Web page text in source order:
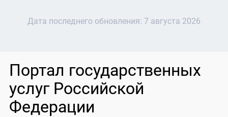
Дата последнего обновления: 7 августа 2026
Портал государственных
услуг Российской
Федерации